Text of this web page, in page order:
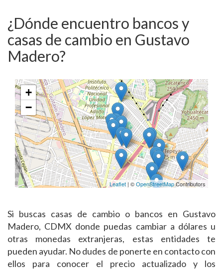
¿Dónde encuentro bancos y
casas de cambio en Gustavo
Madero?
+
−
Leaflet | ©OpenStreetMapContributors
Si buscas casas de cambio o bancos en Gustavo
Madero, CDMX donde puedas cambiar a dólares u
otras monedas extranjeras, estas entidades te
pueden ayudar. No dudes de ponerte en contacto con
ellos para conocer el precio actualizado y los